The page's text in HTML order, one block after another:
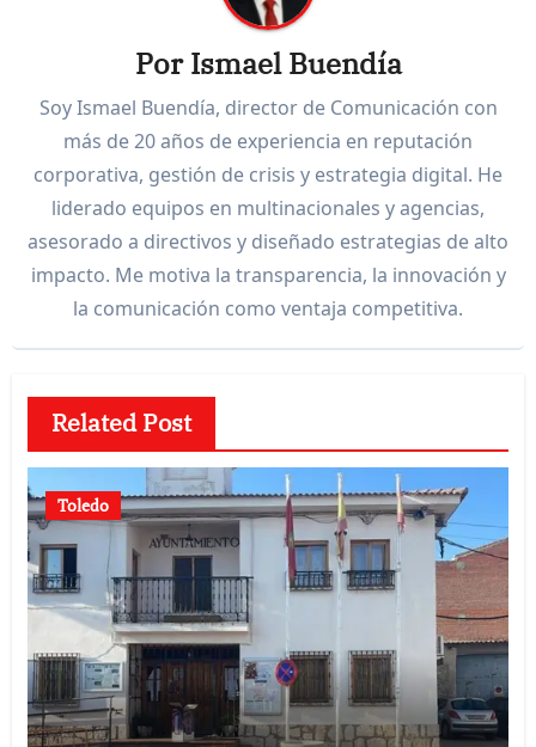
PorIsmael Buendía
Soy Ismael Buendía, director de Comunicación con
más de 20 años de experiencia en reputación
corporativa, gestión de crisis y estrategia digital. He
liderado equipos en multinacionales y agencias,
asesorado a directivos y diseñado estrategias de alto
impacto. Me motiva la transparencia, la innovación y
la comunicación como ventaja competitiva.
Related Post
Toledo